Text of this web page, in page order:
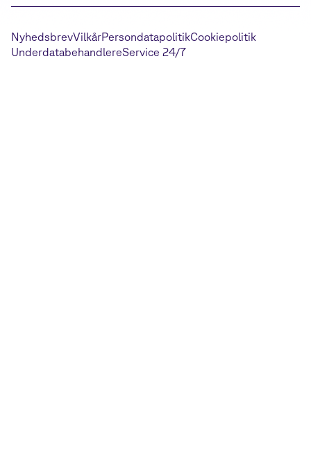
NyhedsbrevVilkårPersondatapolitikCookiepolitik
UnderdatabehandlereService 24/7